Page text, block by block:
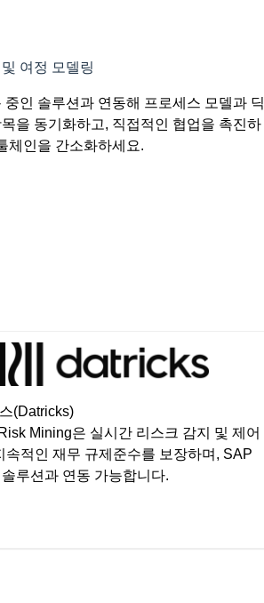
여정 모델링
중인 솔루션과 연동해 프로세스 모델과 딕
을 동기화하고, 직접적인 협업을 촉진하
체인을 간소화하세요.
(Datricks)
Mining은 실시간 리스크 감지 및 제어
속적인 재무 규제준수를 보장하며, SAP
루션과 연동 가능합니다.